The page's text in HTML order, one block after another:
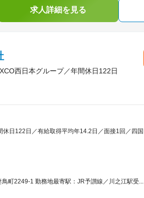
求人詳細を見る
西日本グループ／年間休日122日
休日122日／有給取得平均年14.2日／面接1回／四国
町2249-1 勤務地最寄駅：JR予讃線／川之江駅受...